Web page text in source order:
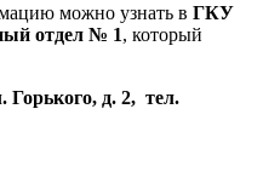
можно узнать в ГКУ
отдел № 1, который
Горького, д. 2, тел.